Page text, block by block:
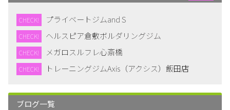
CHECK! プライベートジムand S
CHECK! ヘルスピア倉敷ボルダリングジム
CHECK! メガロスルフレ心斎橋
CHECK! トレーニングジムAxis（アクシス）飯田店
ブログ一覧